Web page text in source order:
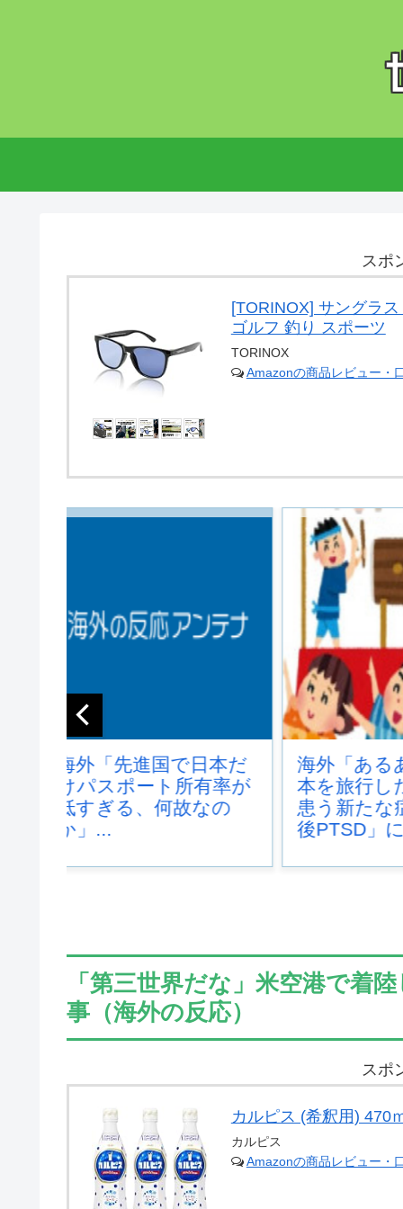
スポ
[TORINOX] サングラ
ゴルフ 釣り スポーツ
TORINOX
Amazonの商品レビュー・
海外「あるある！」日
本を旅行した外国人が
患う新たな症状「日本
後PTSD」に海外が...
韓国人
本地震
する日
覧くだ
「第三世界だな」米空港で着
事（海外の反応）
スポ
カルピス (希釈用) 470
カルピス
Amazonの商品レビュー・